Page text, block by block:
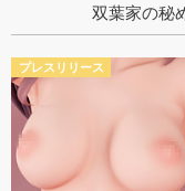
双葉家の秘
プレスリリース